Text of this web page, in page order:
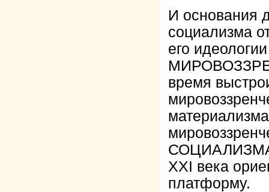
И основания
социализма
его
время
СОЦИАЛИЗМА
XXI века
платформу.